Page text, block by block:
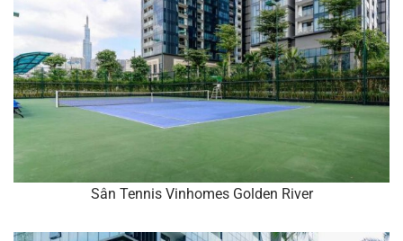
Sân Tennis Vinhomes Golden River